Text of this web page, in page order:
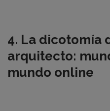
4. La dicotomía
arquitecto:
mundo online